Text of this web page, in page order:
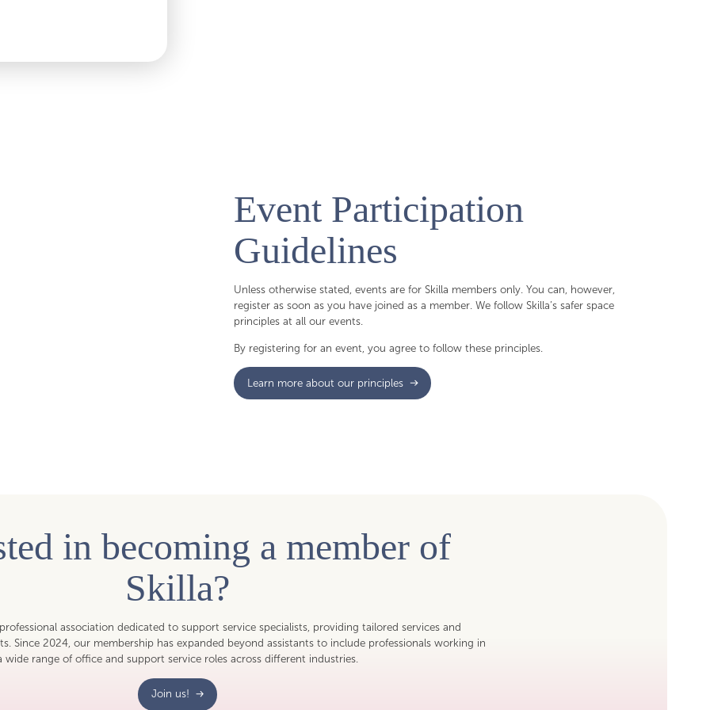
Event Participation
Guidelines
Unless otherwise stated, events are for Skilla members only. You can, however,
register as soon as you have joined as a member. We follow Skilla’s safer space
principles at all our events.
By registering for an event, you agree to follow these principles.
Learn more about our principles
in becoming a member of
Skilla?
professional association dedicated to support service specialists, providing tailored services and
Since 2024, our membership has expanded beyond assistants to include professionals working in
wide range of office and support service roles across different industries.
Join us!